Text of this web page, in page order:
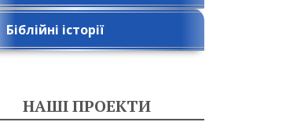
Біблійні історії
НАШІ ПРОЕКТИ